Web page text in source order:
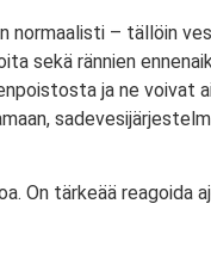
– tällöin
sekä rännien
ja ne voivat
tärkeää reagoida